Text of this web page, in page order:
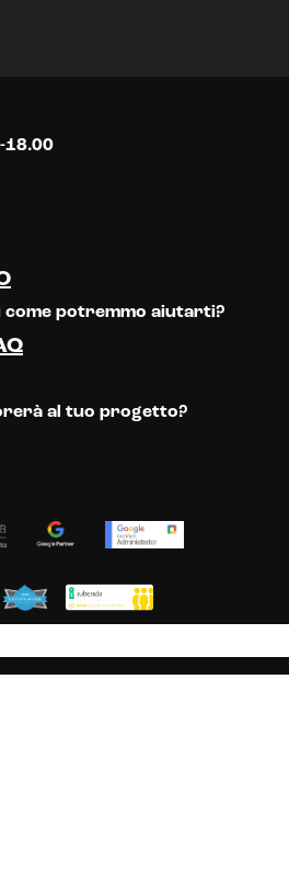
18.00
come potremmo aiutarti?
al tuo progetto?